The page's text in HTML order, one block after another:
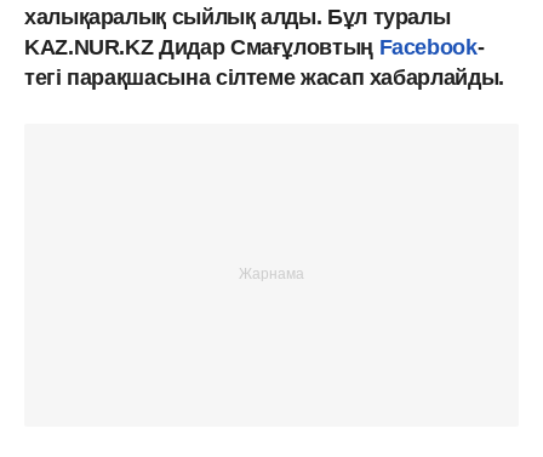
халықаралық сыйлық алды. Бұл туралы
KAZ.NUR.KZ Дидар Смағұловтың Facebook-
тегі парақшасына сілтеме жасап хабарлайды.